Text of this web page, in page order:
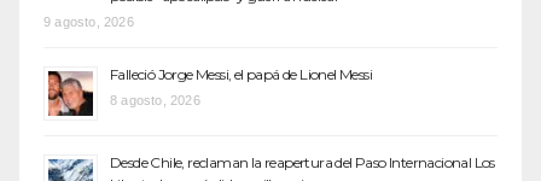
9 agosto, 2026
Falleció Jorge Messi, el papá de Lionel Messi
8 agosto, 2026
Desde Chile, reclaman la reapertura del Paso Internacional Los